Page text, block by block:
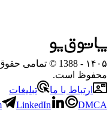
۱۴۰۵
- 1388 © تمامی
محفوظ است.
ارتباط با ما
تبلیغات
LinkedIn DMCA